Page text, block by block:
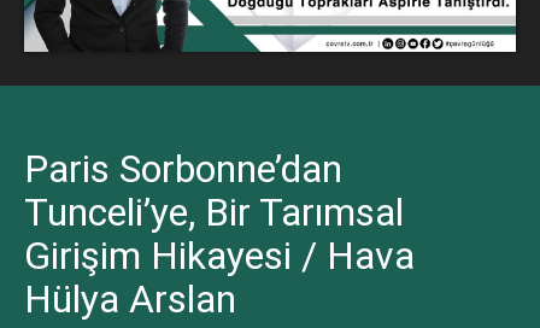
Paris Sorbonne’dan
Tunceli’ye, Bir Tarımsal
Girişim Hikayesi / Hava
Hülya Arslan